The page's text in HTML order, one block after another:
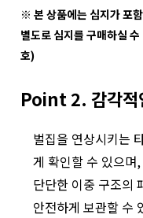
※ 본 상품에는 심지가 포
별도로 심지를 구매하실
호)
Point 2. 감각적
벌집을 연상시키는
게 확인할 수 있으며
단단한 이중 구조의
안전하게 보관할 수